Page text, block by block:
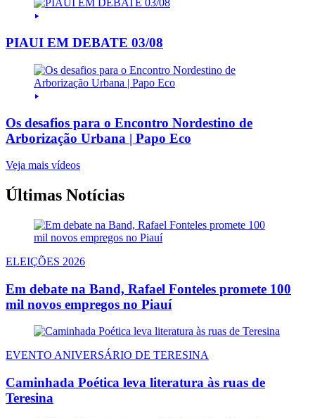
PIAUI EM DEBATE 03/08
Os desafios para o Encontro Nordestino de
Arborização Urbana | Papo Eco
Veja mais vídeos
Últimas Notícias
ELEIÇÕES 2026
Em debate na Band, Rafael Fonteles promete 100
mil novos empregos no Piauí
EVENTO ANIVERSÁRIO DE TERESINA
Caminhada Poética leva literatura às ruas de
Teresina